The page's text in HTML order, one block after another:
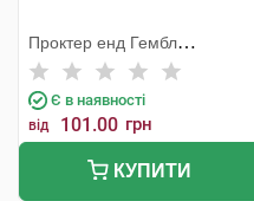
Проктер енд Гембл
Меньюфекчурінг
Є в наявності
від 101.00 грн
КУПИТИ